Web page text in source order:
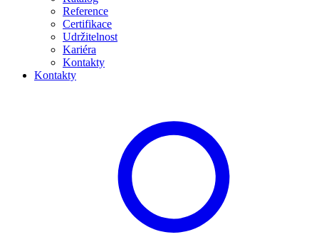
Reference
Certifikace
Udržitelnost
Kariéra
Kontakty
Kontakty